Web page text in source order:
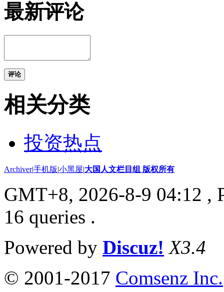
最新评论
评论
相关分类
投资热点
Archiver|手机版|小黑屋|大国人文栏目组 版权所有
GMT+8, 2026-8-9 04:12 ,
16 queries .
Powered by Discuz! X3.4
© 2001-2017 Comsenz Inc.